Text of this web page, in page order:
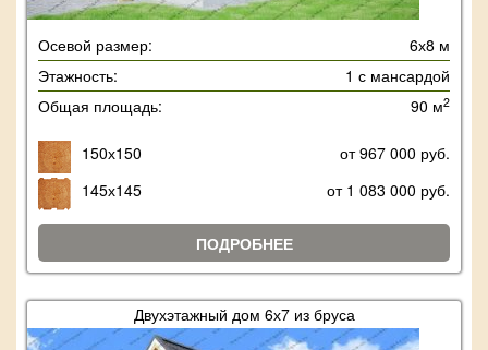
Осевой размер:
6х8 м
Этажность:
1 с мансардой
Общая площадь:
90 м2
150х150
от 967 000 руб.
145х145
от 1 083 000 руб.
ПОДРОБНЕЕ
Двухэтажный дом 6х7 из бруса